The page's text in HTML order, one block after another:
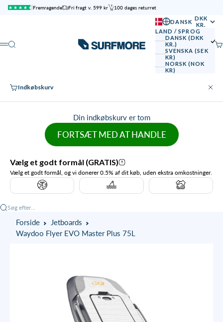
Spring til indhold
Fremragende Fri fragt v. 599 kr 100 dages returret
SURFMORE
Menu
Søg
DANSK DKK
KR.
LAND / SPROG
DANSK (DKK
KR.)
SVENSKA (SEK
KR)
NORSK (NOK
KR)
Indkøbskurv Luk
Din indkøbskurv er tom
FORTSÆT MED AT HANDLE
Søg efter...
Forside
Jetboards
Waydoo Flyer EVO Master Plus 75L